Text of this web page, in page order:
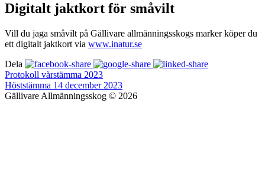
Digitalt jaktkort för småvilt
Vill du jaga småvilt på Gällivare allmänningsskogs marker köper du
ett digitalt jaktkort via www.inatur.se
Dela
Protokoll vårstämma 2023
Höststämma 14 december 2023
Gällivare Allmänningsskog © 2026